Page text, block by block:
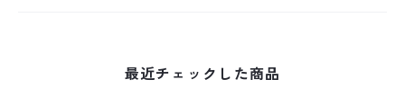
最近チェックした商品